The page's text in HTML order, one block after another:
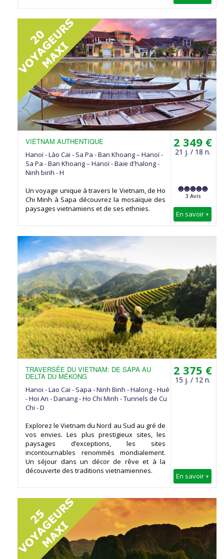
2 349 €
21 j. / 18 n.
3 Avis
En savoir +
VIETNAM AUTHENTIQUE
Hanoï - Lào Cai - Sa Pa - Ban Khoang – Hanoï -
Sa Pa - Ban Khoang – Hanoï - Baie d'halong -
Ninh binh - H
Un voyage unique à travers le Vietnam, de Ho
Chi Minh à Sapa découvrez la mosaïque des
paysages vietnamiens et de ses ethnies.
2 375 €
15 j. / 12 n.
En savoir +
TRAVERSÉE DU VIETNAM: DE SAPA AU
DELTA DU MÉKONG
Hanoi - Lao Cai - Sapa - Ninh Binh - Halong - Hué
- Hoi An - Danang - Ho Chi Minh - Tunnels de Cu
Chi - D
Explorez le Vietnam du Nord au Sud au gré de
vos envies. Les plus prestigieux sites, les
paysages d’exceptions, les sites
incontournables renommés mondialement.
Un séjour dans un décor de rêve et à la
découverte des traditions vietnamiennes.